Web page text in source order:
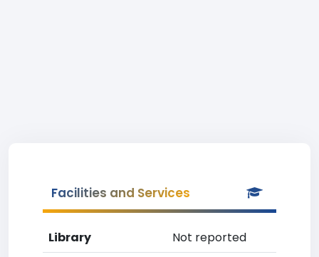
Facilities and Services
Library
Not reported